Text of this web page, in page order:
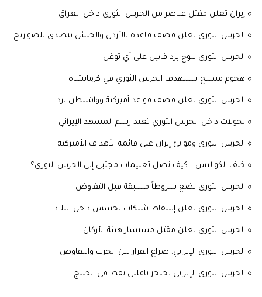
» إيران تعلن مقتل عناصر من الحرس الثوري داخل العراق
» الحرس الثوري يعلن قصف قاعدة بالأردن والجيش يتصدى للصواريخ
» الحرس الثوري يلوح برد قاسٍ على أي توغل
» هجوم مسلح يستهدف الحرس الثوري في كرمانشاه
» الحرس الثوري يعلن قصف قواعد أميركية وواشنطن ترد
» تحولات داخل الحرس الثوري تعيد رسم المشهد الإيراني
» الحرس الثوري وموانئ إيران على قائمة الأهداف الأميركية
» خلف الكواليس... كيف تصل تعليمات مجتبى إلى الحرس الثوري؟
» الحرس الثوري يضع شروطاً مسبقة قبل التفاوض
» الحرس الثوري يعلن إسقاط شبكات تجسس داخل البلاد
» الحرس الثوري يعلن مقتل مستشار هيئة الأركان
» الحرس الثوري الإيراني: صراع القرار بين الحرب والتفاوض
» الحرس الثوري الإيراني يحتجز ناقلتي نفط في الخليج